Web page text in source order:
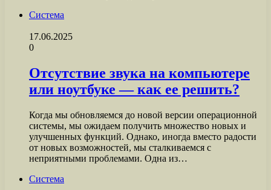
Система
17.06.2025
0
Отсутствие звука на компьютере
или ноутбуке — как ее решить?
Когда мы обновляемся до новой версии операционной
системы, мы ожидаем получить множество новых и
улучшенных функций. Однако, иногда вместо радости
от новых возможностей, мы сталкиваемся с
неприятными проблемами. Одна из…
Система